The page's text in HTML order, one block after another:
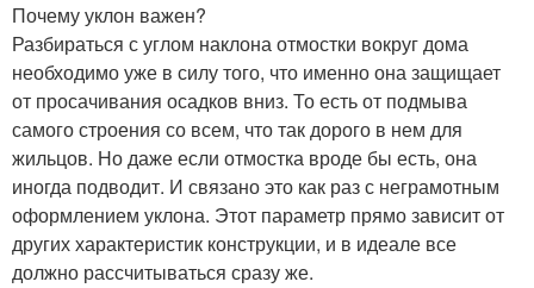
Почему уклон важен?
Разбираться с углом наклона отмостки вокруг дома
необходимо уже в силу того, что именно она защищает
от просачивания осадков вниз. То есть от подмыва
самого строения со всем, что так дорого в нем для
жильцов. Но даже если отмостка вроде бы есть, она
иногда подводит. И связано это как раз с неграмотным
оформлением уклона. Этот параметр прямо зависит от
других характеристик конструкции, и в идеале все
должно рассчитываться сразу же.